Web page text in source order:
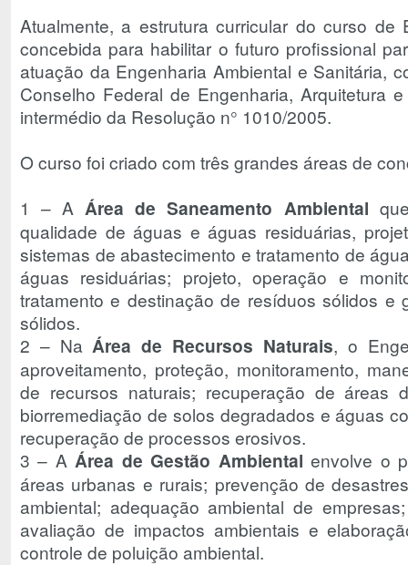
Atualmente, a estrutura curricular do curso de
concebida para habilitar o futuro profissional
atuação da Engenharia Ambiental e Sanitária,
Conselho Federal de Engenharia, Arquitetura
intermédio da Resolução n° 1010/2005.
O curso foi criado com três grandes áreas de
1 – A Área de Saneamento Ambiental
qualidade de águas e águas residuárias,
sistemas de abastecimento e tratamento de
águas residuárias; projeto, operação e
tratamento e destinação de resíduos sólidos e
sólidos.
2 – NaÁrea de Recursos Naturais, o
aproveitamento, proteção, monitoramento,
de recursos naturais; recuperação de áreas
biorremediação de solos degradados e águas
recuperação de processos erosivos.
3 – A Área de Gestão Ambiental envolve o
áreas urbanas e rurais; prevenção de
ambiental; adequação ambiental de
avaliação de impactos ambientais e
controle de poluição ambiental.